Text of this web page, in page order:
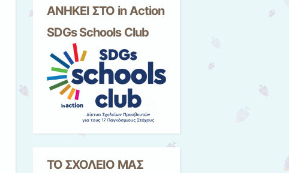
ΑΝΗΚΕΙ ΣΤΟ in Αction
SDGs Schools Club
ΤΟ ΣΧΟΛΕΙΟ ΜΑΣ